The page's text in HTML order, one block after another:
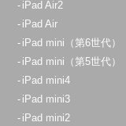
iPad Air2
iPad Air
iPad mini（第6世代）
iPad mini（第5世代）
iPad mini4
iPad mini3
iPad mini2